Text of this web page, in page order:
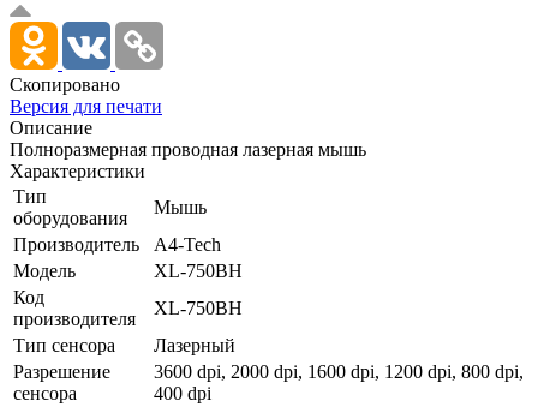
Скопировано
Версия для печати
Описание
Полноразмерная проводная лазерная мышь
Характеристики
Тип
оборудования
Мышь
Производитель
A4-Tech
Модель
XL-750BH
Код
производителя
XL-750BH
Тип сенсора
Лазерный
Разрешение
сенсора
3600 dpi, 2000 dpi, 1600 dpi, 1200 dpi, 800 dpi,
400 dpi